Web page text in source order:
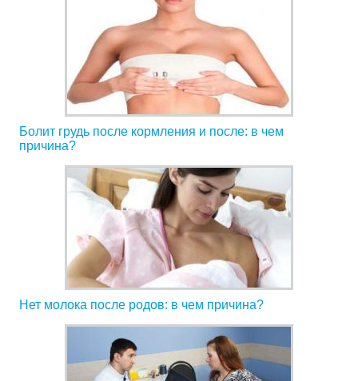
Болит грудь после кормления и после: в чем
причина?
Нет молока после родов: в чем причина?